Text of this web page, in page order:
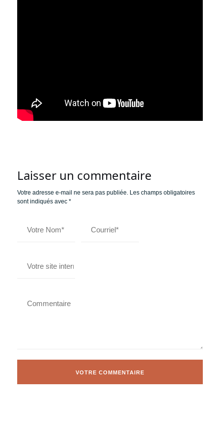
Laisser un commentaire
Votre adresse e-mail ne sera pas publiée. Les champs obligatoires
sont indiqués avec *